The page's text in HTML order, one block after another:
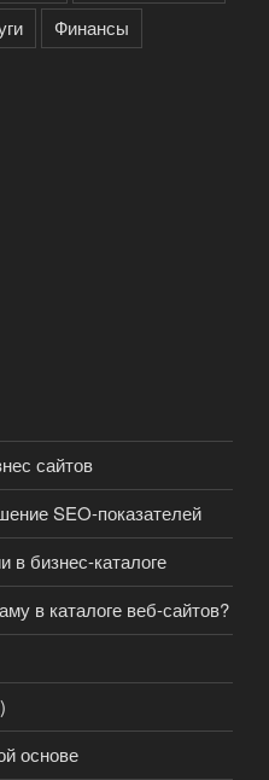
Финансы
сайтов
SEO-показателей
бизнес-каталоге
в каталоге веб-сайтов?
основе